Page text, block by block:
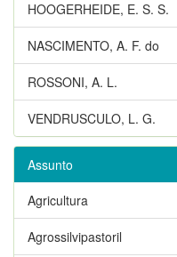
HOOGERHEIDE, E. S. S.
NASCIMENTO, A. F. do
ROSSONI, A. L.
VENDRUSCULO, L. G.
Assunto
Agricultura
Agrossilvipastoril